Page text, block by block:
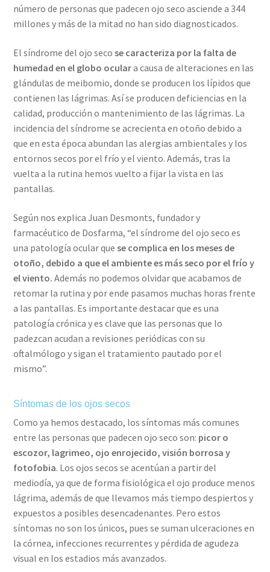
número de personas que padecen ojo seco asciende a 344
millones y más de la mitad no han sido diagnosticados.
El síndrome del ojo secose caracteriza por la falta de
humedad en el globo oculara causa de alteraciones en las
glándulas de meibomio, donde se producen los lípidos que
contienen las lágrimas. Así se producen deficiencias en la
calidad, producción o mantenimiento de las lágrimas. La
incidencia del síndrome se acrecienta en otoño debido a
que en esta época abundan las alergias ambientales y los
entornos secos por el frío y el viento. Además, tras la
vuelta a la rutina hemos vuelto a fijar la vista en las
pantallas.
Según nos explica Juan Desmonts, fundador y
farmacéutico de Dosfarma, “el síndrome del ojo seco es
una patología ocular que se complica en los meses de
otoño, debido a que el ambiente es más seco por el frío y
el viento. Además no podemos olvidar que acabamos de
retomar la rutina y por ende pasamos muchas horas frente
a las pantallas. Es importante destacar que es una
patología crónica y es clave que las personas que lo
padezcan acudan a revisiones periódicas con su
oftalmólogo y sigan el tratamiento pautado por el
mismo”.
Síntomas de los ojos secos
Como ya hemos destacado, los síntomas más comunes
entre las personas que padecen ojo seco son: picor o
escozor, lagrimeo, ojo enrojecido, visión borrosa y
fotofobia. Los ojos secos se acentúan a partir del
mediodía, ya que de forma fisiológica el ojo produce menos
lágrima, además de que llevamos más tiempo despiertos y
expuestos a posibles desencadenantes. Pero estos
síntomas no son los únicos, pues se suman ulceraciones en
la córnea, infecciones recurrentes y pérdida de agudeza
visual en los estadios más avanzados.